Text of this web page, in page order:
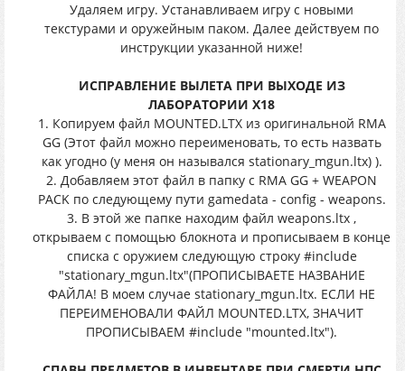
Удаляем игру. Устанавливаем игру с новыми
текстурами и оружейным паком. Далее действуем по
инструкции указанной ниже!
ИСПРАВЛЕНИЕ ВЫЛЕТА ПРИ ВЫХОДЕ ИЗ
ЛАБОРАТОРИИ X18
1. Копируем файл MOUNTED.LTX из оригинальной RMA
GG (Этот файл можно переименовать, то есть назвать
как угодно (у меня он назывался stationary_mgun.ltx) ).
2. Добавляем этот файл в папку с RMA GG + WEAPON
PACK по следующему пути gamedata - config - weapons.
3. В этой же папке находим файл weapons.ltx ,
открываем с помощью блокнота и прописываем в конце
списка с оружием следующую строку #include
"stationary_mgun.ltx"(ПРОПИСЫВАЕТЕ НАЗВАНИЕ
ФАЙЛА! В моем случае stationary_mgun.ltx. ЕСЛИ НЕ
ПЕРЕИМЕНОВАЛИ ФАЙЛ MOUNTED.LTX, ЗНАЧИТ
ПРОПИСЫВАЕМ #include "mounted.ltx").